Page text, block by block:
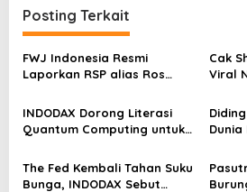
a
s
i
o
s
Posting Terkait
FWJ Indonesia Resmi
Laporkan RSP alias Ros
Cak
Viral
INDODAX Dorong Literasi
Quantum Computing untuk
Blockchain
Dunia
The Fed Kembali Tahan Suku
Bunga, INDODAX Sebut